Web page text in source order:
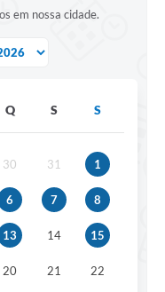
em nossa cidade.
Q S S
30 31 1
6 7 8
13 14 15
20 21 22